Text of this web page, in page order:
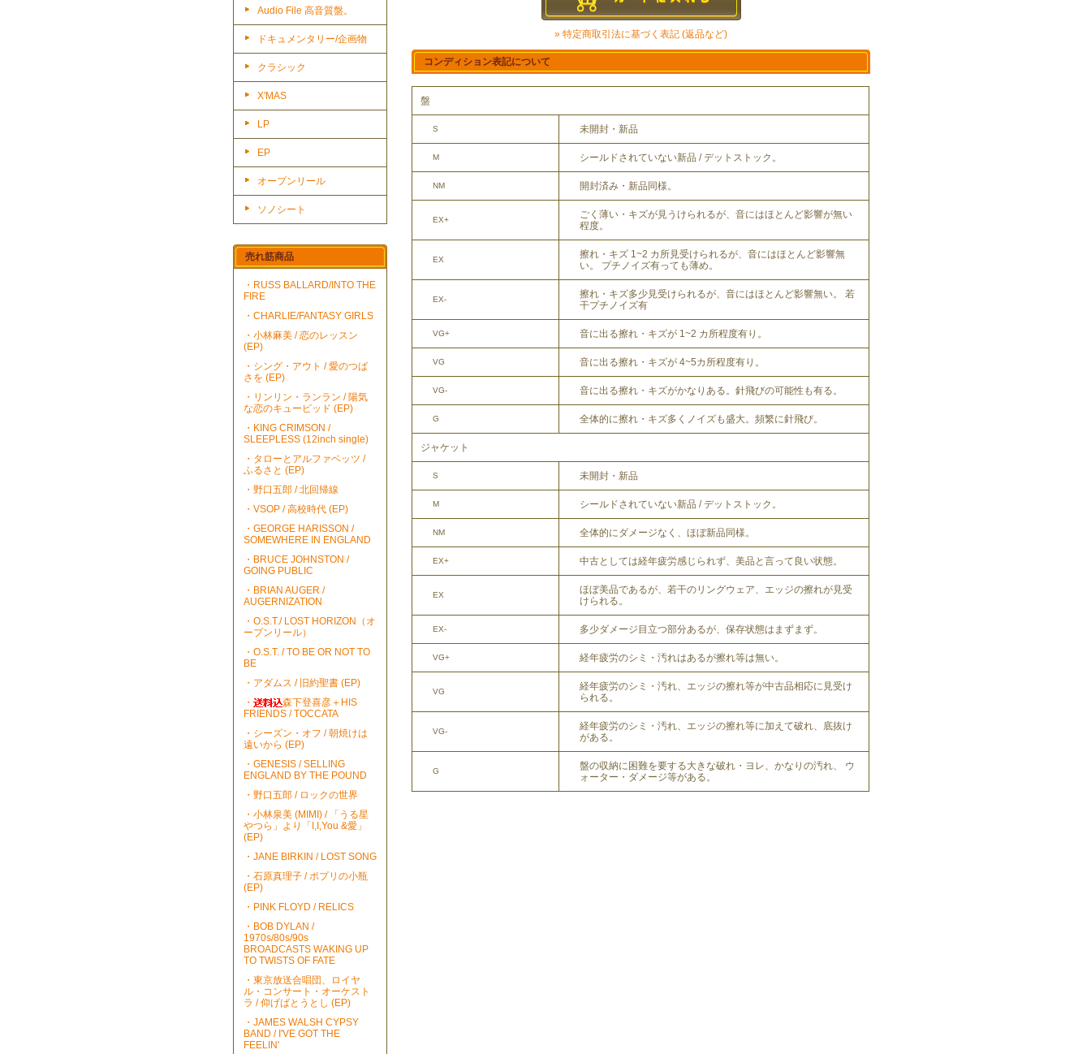
Audio File 高音質盤。
ドキュメンタリー/企画物
クラシック
X'MAS
LP
EP
オープンリール
ソノシート
売れ筋商品
・RUSS BALLARD/INTO THE
FIRE
・CHARLIE/FANTASY GIRLS
・小林麻美 / 恋のレッスン
(EP)
・シング・アウト / 愛のつば
さを (EP)
・リンリン・ランラン / 陽気
な恋のキューピッド (EP)
・KING CRIMSON /
SLEEPLESS (12inch single)
・タローとアルファベッツ /
ふるさと (EP)
・野口五郎 / 北回帰線
・VSOP / 高校時代 (EP)
・GEORGE HARISSON /
SOMEWHERE IN ENGLAND
・BRUCE JOHNSTON /
GOING PUBLIC
・BRIAN AUGER /
AUGERNIZATION
・O.S.T./ LOST HORIZON（オ
ープンリール）
・O.S.T. / TO BE OR NOT TO
BE
・アダムス / 旧約聖書 (EP)
・
森下登喜彦＋HIS
FRIENDS / TOCCATA
・シーズン・オフ / 朝焼けは
遠いから (EP)
・GENESIS / SELLING
ENGLAND BY THE POUND
・野口五郎 / ロックの世界
・小林泉美 (MIMI) / 「うる星
やつら」より「I,I,You &愛」
(EP)
・JANE BIRKIN / LOST SONG
・石原真理子 / ポプリの小瓶
(EP)
・PINK FLOYD / RELICS
・BOB DYLAN /
1970s/80s/90s
BROADCASTS WAKING UP
TO TWISTS OF FATE
・東京放送合唱団、ロイヤ
ル・コンサート・オーケスト
ラ / 仰げばとうとし (EP)
・JAMES WALSH CYPSY
BAND / I'VE GOT THE
FEELIN'
» 特定商取引法に基づく表記 (返品など)
コンディション表記について
盤
S 未開封・新品
M シールドされていない新品 / デットストック。
NM 開封済み・新品同様。
EX+
ごく薄い・キズが見うけられるが、音にはほとんど影響が無い
程度。
EX
擦れ・キズ 1~2 カ所見受けられるが、音にはほとんど影響無
い。 プチノイズ有っても薄め。
EX-
擦れ・キズ多少見受けられるが、音にはほとんど影響無い。 若
干プチノイズ有
VG+ 音に出る擦れ・キズが 1~2 カ所程度有り。
VG 音に出る擦れ・キズが 4~5カ所程度有り。
VG- 音に出る擦れ・キズがかなりある。針飛びの可能性も有る。
G 全体的に擦れ・キズ多くノイズも盛大。頻繁に針飛び。
ジャケット
S 未開封・新品
M シールドされていない新品 / デットストック。
NM 全体的にダメージなく、ほぼ新品同様。
EX+ 中古としては経年疲労感じられず、美品と言って良い状態。
EX
ほぼ美品であるが、若干のリングウェア、エッジの擦れが見受
けられる。
EX- 多少ダメージ目立つ部分あるが、保存状態はまずまず。
VG+ 経年疲労のシミ・汚れはあるが擦れ等は無い。
VG
経年疲労のシミ・汚れ、エッジの擦れ等が中古品相応に見受け
られる。
VG-
経年疲労のシミ・汚れ、エッジの擦れ等に加えて破れ、底抜け
がある。
G
盤の収納に困難を要する大きな破れ・ヨレ、かなりの汚れ、 ウ
ォーター・ダメージ等がある。